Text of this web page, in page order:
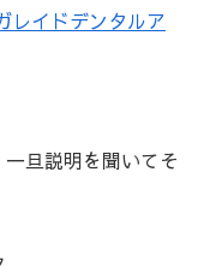
イドデンタルア
旦説明を聞いてそ